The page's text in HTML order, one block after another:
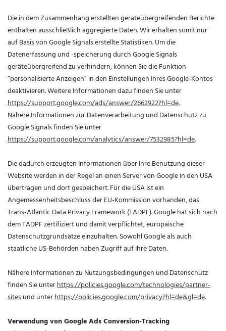
Die in dem Zusammenhang erstellten geräteübergreifenden Berichte
enthalten ausschließlich aggregierte Daten. Wir erhalten somit nur
auf Basis von Google Signals erstellte Statistiken. Um die
Datenerfassung und -speicherung durch Google Signals
geräteübergreifend zu verhindern, können Sie die Funktion
“personalisierte Anzeigen” in den Einstellungen Ihres Google-Kontos
deaktivieren. Weitere Informationen dazu finden Sie unter
https://support.google.com/ads/answer/2662922?hl=de.
Nähere Informationen zur Datenverarbeitung und Datenschutz zu
Google Signals finden Sie unter
https://support.google.com/analytics/answer/7532985?hl=de.
Die dadurch erzeugten Informationen über Ihre Benutzung dieser
Website werden in der Regel an einen Server von Google in den USA
übertragen und dort gespeichert. Für die USA ist ein
Angemessenheitsbeschluss der EU-Kommission vorhanden, das
Trans-Atlantic Data Privacy Framework (TADPF).Google hat sich nach
dem TADPF zertifiziert und damit verpflichtet, europäische
Datenschutzgrundsätze einzuhalten.Sowohl Google als auch
staatliche US-Behörden haben Zugriff auf Ihre Daten.
Nähere Informationen zu Nutzungsbedingungen und Datenschutz
finden Sie unterhttps://policies.google.com/technologies/partner-
sitesund unterhttps://policies.google.com/privacy?hl=de&gl=de.
Verwendung von Google Ads Conversion-Tracking